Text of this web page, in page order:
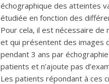
échographique des atteintes
étudiée en fonction des
Pour cela, il est nécessaire
et qui présentent des images
pendant 3 ans par
patients et n’ajoute pas
Les patients répondant à ces